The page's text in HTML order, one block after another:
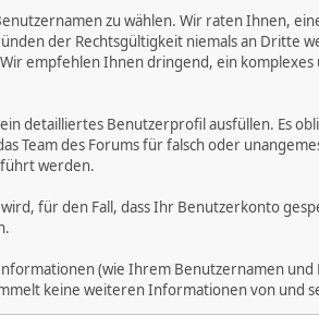
zu wählen. Wir raten Ihnen,
der Rechtsgültigkeit niemals an Dritte
empfehlen Ihnen dringend, ein
detailliertes Benutzerprofil ausfüllen. Es
Team des Forums für falsch oder
werden.
für den Fall, dass Ihr Benutzerkonto
(wie Ihrem Benutzernamen
keine weiteren Informationen von